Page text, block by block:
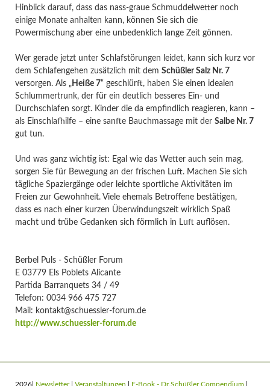
Hinblick darauf, dass das nass-graue Schmuddelwetter noch
einige Monate anhalten kann, können Sie sich die
Powermischung aber eine unbedenklich lange Zeit gönnen.
Wer gerade jetzt unter Schlafstörungen leidet, kann sich kurz vor
dem Schlafengehen zusätzlich mit dem Schüßler Salz Nr. 7
versorgen. Als „ Heiße 7“ geschlürft, haben Sie einen idealen
Schlummertrunk, der für ein deutlich besseres Ein- und
Durchschlafen sorgt. Kinder die da empfindlich reagieren, kann –
als Einschlafhilfe – eine sanfte Bauchmassage mit der Salbe Nr. 7
gut tun.
Und was ganz wichtig ist: Egal wie das Wetter auch sein mag,
sorgen Sie für Bewegung an der frischen Luft. Machen Sie sich
tägliche Spaziergänge oder leichte sportliche Aktivitäten im
Freien zur Gewohnheit. Viele ehemals Betroffene bestätigen,
dass es nach einer kurzen Überwindungszeit wirklich Spaß
macht und trübe Gedanken sich förmlich in Luft auflösen.
Berbel Puls - Schüßler Forum
E 03779 Els Poblets Alicante
Partida Barranquets 34 / 49
Telefon: 0034 966 475 727
Mail: kontakt@schuessler-forum.de
http://www.schuessler-forum.de
2026| Newsletter| Veranstaltungen E-Book - Dr.Schüßler Compendium|